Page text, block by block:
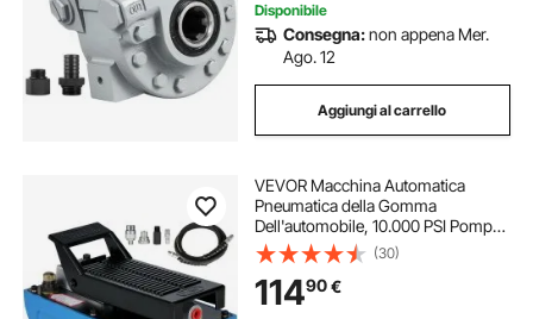
Disponibile
Consegna:non appena Mer.
Ago. 12
Aggiungi al carrello
VEVOR Macchina Automatica
Pneumatica della Gomma
Dell'automobile, 10.000 PSI Pompa
Pneumatica a Pedale per Sartiame e
Spostamento di Macchinari
Pesanti, Riparazione Auto, Sartiame
Petrolifero
(30)
11490€